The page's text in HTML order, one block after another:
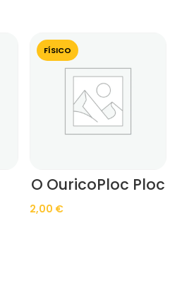
FÍSICO
O OuricoPloc Ploc
2,00 €